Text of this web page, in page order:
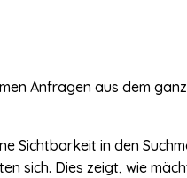
Anfragen aus dem
Sichtbarkeit in den
sich. Dies zeigt, wie